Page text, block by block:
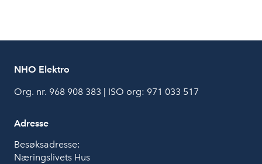
NHO Elektro
Org. nr. 968 908 383 | ISO org: 971 033 517
Adresse
Besøksadresse:
Næringslivets Hus